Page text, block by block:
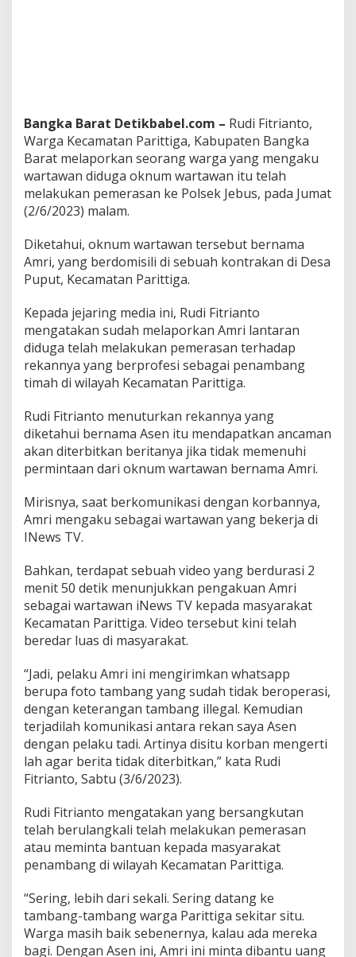
Bangka Barat Detikbabel.com – Rudi Fitrianto,
Warga Kecamatan Parittiga, Kabupaten Bangka
Barat melaporkan seorang warga yang mengaku
wartawan diduga oknum wartawan itu telah
melakukan pemerasan ke Polsek Jebus, pada Jumat
(2/6/2023) malam.
Diketahui, oknum wartawan tersebut bernama
Amri, yang berdomisili di sebuah kontrakan di Desa
Puput, Kecamatan Parittiga.
Kepada jejaring media ini, Rudi Fitrianto
mengatakan sudah melaporkan Amri lantaran
diduga telah melakukan pemerasan terhadap
rekannya yang berprofesi sebagai penambang
timah di wilayah Kecamatan Parittiga.
Rudi Fitrianto menuturkan rekannya yang
diketahui bernama Asen itu mendapatkan ancaman
akan diterbitkan beritanya jika tidak memenuhi
permintaan dari oknum wartawan bernama Amri.
Mirisnya, saat berkomunikasi dengan korbannya,
Amri mengaku sebagai wartawan yang bekerja di
INews TV.
Bahkan, terdapat sebuah video yang berdurasi 2
menit 50 detik menunjukkan pengakuan Amri
sebagai wartawan iNews TV kepada masyarakat
Kecamatan Parittiga. Video tersebut kini telah
beredar luas di masyarakat.
“Jadi, pelaku Amri ini mengirimkan whatsapp
berupa foto tambang yang sudah tidak beroperasi,
dengan keterangan tambang illegal. Kemudian
terjadilah komunikasi antara rekan saya Asen
dengan pelaku tadi. Artinya disitu korban mengerti
lah agar berita tidak diterbitkan,” kata Rudi
Fitrianto, Sabtu (3/6/2023).
Rudi Fitrianto mengatakan yang bersangkutan
telah berulangkali telah melakukan pemerasan
atau meminta bantuan kepada masyarakat
penambang di wilayah Kecamatan Parittiga.
“Sering, lebih dari sekali. Sering datang ke
tambang-tambang warga Parittiga sekitar situ.
Warga masih baik sebenernya, kalau ada mereka
bagi. Dengan Asen ini, Amri ini minta dibantu uang